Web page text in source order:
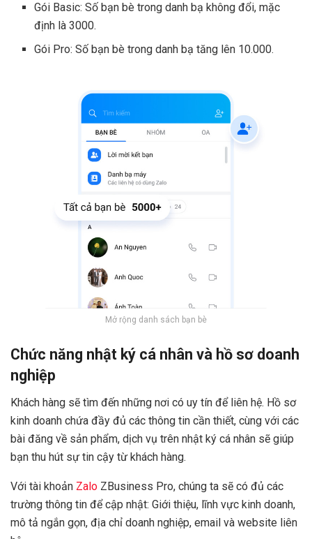
Gói Basic: Số bạn bè trong danh bạ không đổi, mặc
định là 3000.
Gói Pro: Số bạn bè trong danh bạ tăng lên 10.000.
Mở rộng danh sách bạn bè
Chức năng nhật ký cá nhân và hồ sơ doanh
nghiệp
Khách hàng sẽ tìm đến những nơi có uy tín để liên hệ. Hồ sơ
kinh doanh chứa đầy đủ các thông tin cần thiết, cùng với các
bài đăng về sản phẩm, dịch vụ trên nhật ký cá nhân sẽ giúp
bạn thu hút sự tin cậy từ khách hàng.
Với tài khoản Zalo ZBusiness Pro, chúng ta sẽ có đủ các
trường thông tin để cập nhật: Giới thiệu, lĩnh vực kinh doanh,
mô tả ngắn gọn, địa chỉ doanh nghiệp, email và website liên